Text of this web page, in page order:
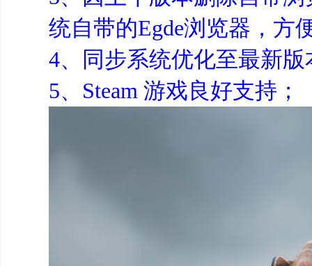
统自带的Egde浏览器，方
4、同步系统优化至最新版
5、Steam 游戏良好支持；